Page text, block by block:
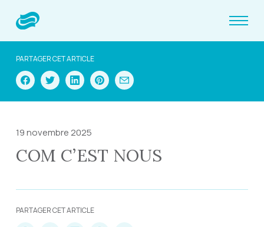
PARTAGER CET ARTICLE
19 novembre 2025
COM C’EST NOUS
PARTAGER CET ARTICLE